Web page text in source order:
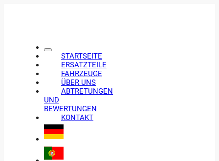
STARTSEITE
ERSATZTEILE
FAHRZEUGE
ÜBER UNS
ABTRETUNGEN
UND
BEWERTUNGEN
KONTAKT